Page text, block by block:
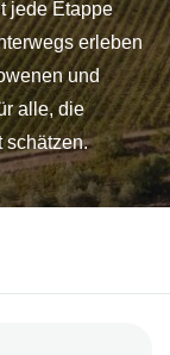
jede Etappe
erleben
und
alle, die
schätzen.